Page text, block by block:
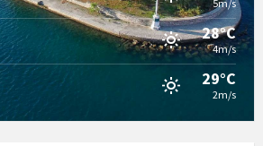
5m/s
28°C
4m/s
29°C
2m/s